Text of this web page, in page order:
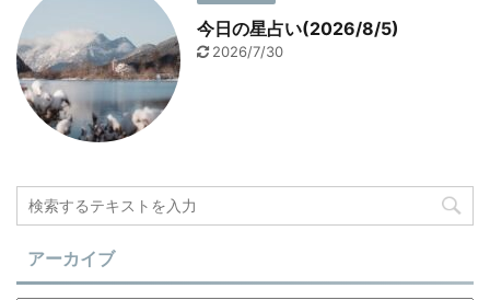
今日の星占い(2026/8/5)
2026/7/30
アーカイブ